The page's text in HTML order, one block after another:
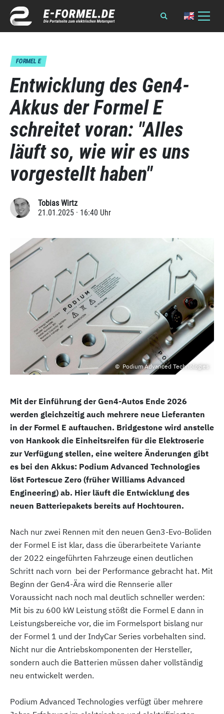
FORMEL E
Entwicklung des Gen4-
Akkus der Formel E
schreitet voran: "Alles
läuft so, wie wir es uns
vorgestellt haben"
Tobias Wirtz
21.01.2025 · 16:40 Uhr
Podium Advanced Technologies
Mit der Einführung der Gen4-Autos Ende 2026
werden gleichzeitig auch mehrere neue Lieferanten
in der Formel E auftauchen. Bridgestone wird anstelle
von Hankook die Einheitsreifen für die Elektroserie
zur Verfügung stellen, eine weitere Änderungen gibt
es bei den Akkus: Podium Advanced Technologies
löst Fortescue Zero (früher Williams Advanced
Engineering) ab. Hier läuft die Entwicklung des
neuen Batteriepakets bereits auf Hochtouren.
Nach nur zwei Rennen mit den neuen Gen3-Evo-Boliden
der Formel E ist klar, dass die überarbeitete Variante
der 2022 eingeführten Fahrzeuge einen deutlichen
Schritt nach vorn bei der Performance gebracht hat. Mit
Beginn der Gen4-Ära wird die Rennserie aller
Voraussicht nach noch mal deutlich schneller werden:
Mit bis zu 600 kW Leistung stößt die Formel E dann in
Leistungsbereiche vor, die im Formelsport bislang nur
der Formel 1 und der IndyCar Series vorbehalten sind.
Nicht nur die Antriebskomponenten der Hersteller,
sondern auch die Batterien müssen daher vollständig
neu entwickelt werden.
Podium Advanced Technologies verfügt über mehrere